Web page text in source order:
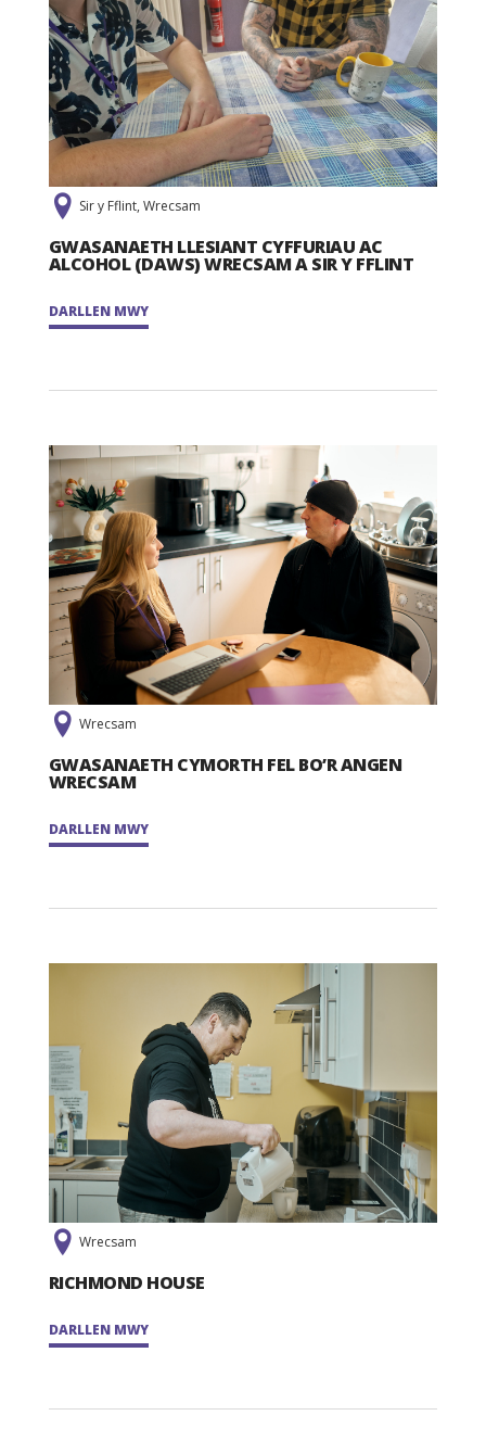
Sir y Fflint, Wrecsam
GWASANAETH LLESIANT CYFFURIAU AC
ALCOHOL (DAWS) WRECSAM A SIR Y FFLINT
DARLLEN MWY
Wrecsam
GWASANAETH CYMORTH FEL BO’R ANGEN
WRECSAM
DARLLEN MWY
Wrecsam
RICHMOND HOUSE
DARLLEN MWY